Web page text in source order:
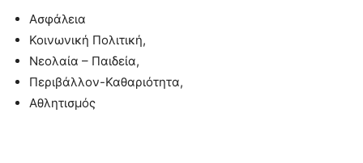
Ασφάλεια
Κοινωνική Πολιτική,
Νεολαία – Παιδεία,
Περιβάλλον-Καθαριότητα,
Αθλητισμός